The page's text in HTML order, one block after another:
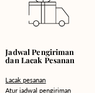
Jadwal Pengiriman
dan Lacak Pesanan
Lacak pesanan
Atur jadwal pengiriman